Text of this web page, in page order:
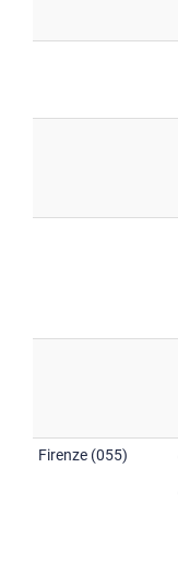
Firenze (055)